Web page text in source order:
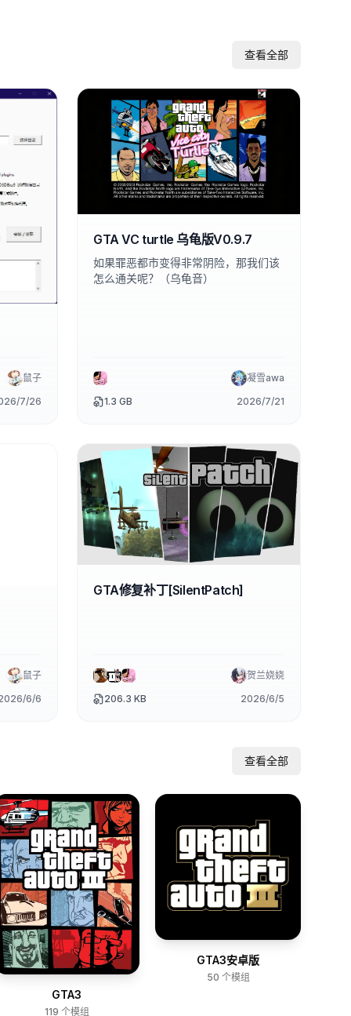
查看全部
鼠子
7/26
GTA VC turtle 乌龟版V0.9.7
如果罪恶都市变得非常阴险，那我们该
怎么通关呢？（乌龟音）
凝雪awa
1.3 GB
2026/7/21
鼠子
6/6
GTA修复补丁[SilentPatch]
贺兰娆娆
206.3 KB
2026/6/5
查看全部
GTA3
119 个模组
GTA3安卓版
50 个模组